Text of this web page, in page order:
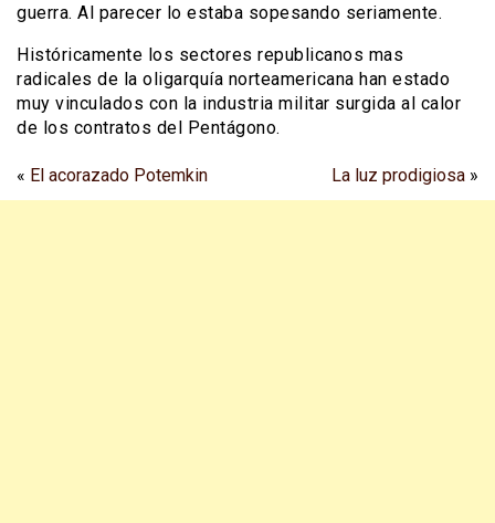
guerra. Al parecer lo estaba sopesando seriamente.
Históricamente los sectores republicanos mas
radicales de la oligarquía norteamericana han estado
muy vinculados con la industria militar surgida al calor
de los contratos del Pentágono.
« El acorazado Potemkin La luz prodigiosa »